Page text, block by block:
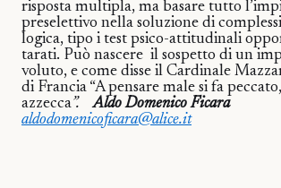
risposta multipla, ma basare tutto
preselettivo nella soluzione di
logica, tipo i test psico-attitudinali
tarati. Può nascere il sospetto di un
voluto, e come disse il Cardinale
di Francia “A pensare male si fa
azzecca”.
Aldo Domenico Ficara
aldodomenicoficara@alice.it